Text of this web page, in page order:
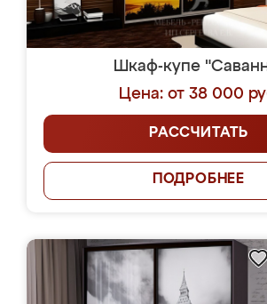
Шкаф-купе
Цена: от 38 000
РАССЧИТАТЬ
ПОДРОБНЕЕ